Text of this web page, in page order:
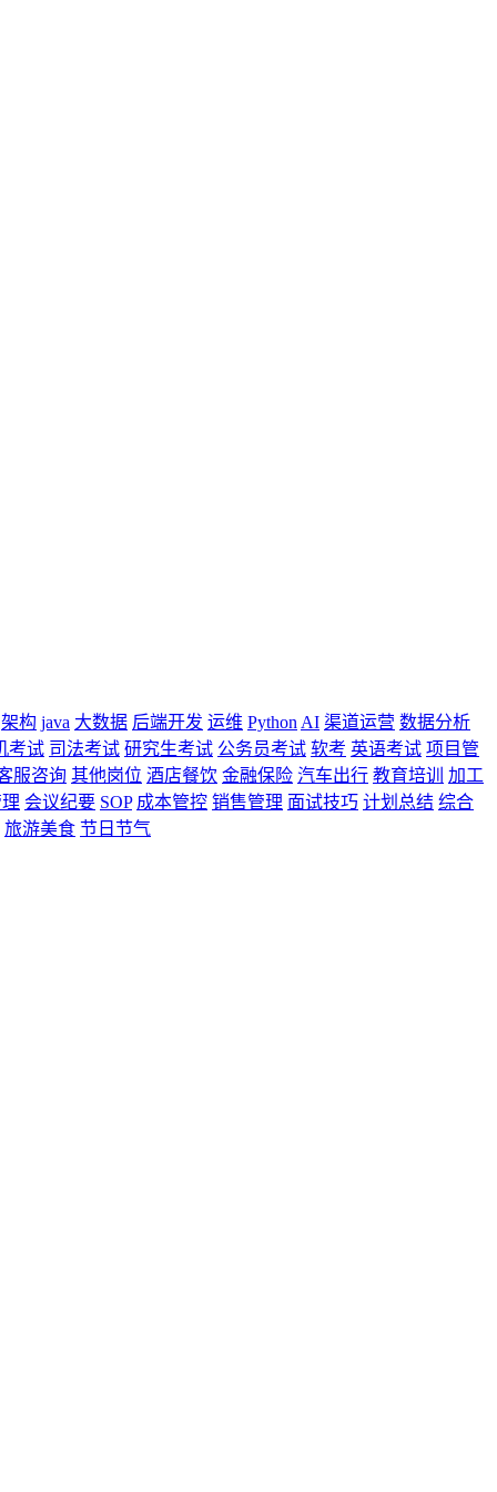
架构 java 大数据 后端开发 运维 Python AI 渠道运营 数据分析
考试 司法考试 研究生考试 公务员考试 软考 英语考试 项目管
服咨询 其他岗位 酒店餐饮 金融保险 汽车出行 教育培训
加工
会议纪要 SOP 成本管控 销售管理 面试技巧 计划总结 综合
旅游美食 节日节气